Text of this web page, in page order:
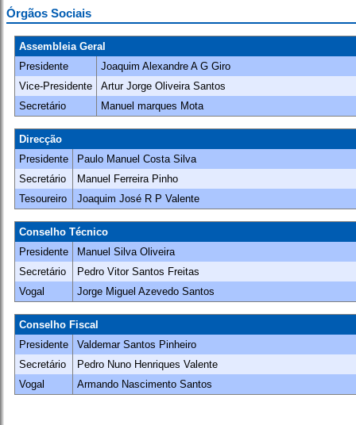
Órgãos Sociais
Assembleia Geral
Presidente
Joaquim Alexandre A G Giro
Vice-Presidente
Artur Jorge Oliveira Santos
Secretário
Manuel marques Mota
Direcção
Presidente
Paulo Manuel Costa Silva
Secretário
Manuel Ferreira Pinho
Tesoureiro
Joaquim José R P Valente
Conselho Técnico
Presidente
Manuel Silva Oliveira
Secretário
Pedro Vitor Santos Freitas
Vogal
Jorge Miguel Azevedo Santos
Conselho Fiscal
Presidente
Valdemar Santos Pinheiro
Secretário
Pedro Nuno Henriques Valente
Vogal
Armando Nascimento Santos